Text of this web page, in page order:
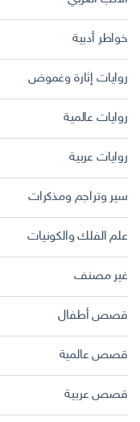
خواطر أدبية
روايات إثارة وغموض
روايات عالمية
روايات عربية
سير وتراجم ومذكرات
علم الفلك والكونيات
غير مصنف
قصص أطفال
قصص عالمية
قصص عربية